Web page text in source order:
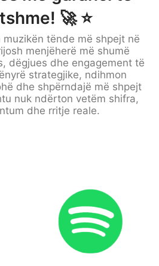
🚀 ⭐️
muzikën tënde më shpejt në
menjëherë më shumë
dëgjues dhe engagement të
strategjike, ndihmon
dhe shpërndajë më shpejt
nuk ndërton vetëm shifra,
dhe rritje reale.